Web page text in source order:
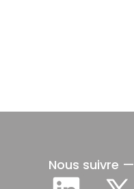
Nous suivre —